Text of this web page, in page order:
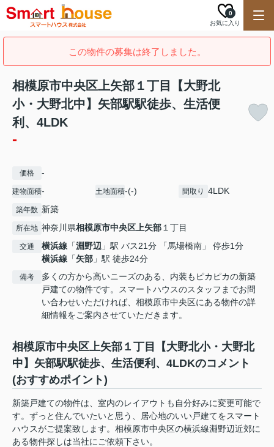
お気に入り
0
この物件の募集は終了しました。
相模原市中央区上矢部１丁目【大野北
小・大野北中】矢部駅駅徒歩、生活便
利、4LDK
-
価格 -
建物面積- 土地面積-(-) 間取り 4LDK
築年数 新築
所在地 神奈川県相模原市中央区 上矢部 １丁目
交通 横浜線 「淵野辺 」駅 バス21分 「馬場橋南」 停歩1分
横浜線 「矢部 」駅 徒歩24分
備考
多くの方から高いニーズのある、内装もピカピカの新築
戸建ての物件です。スマートハウスのスタッフまでお問
い合わせいただければ、相模原市中央区にある物件の詳
細情報をご案内させていただきます。
相模原市中央区上矢部１丁目【大野北小・大野北
中】矢部駅駅徒歩、生活便利、4LDKのコメント
(おすすめポイント)
新築戸建ての物件は、室内のレイアウトも自分好みに変更可能で
す。ずっと住んでいたいと思う、居心地のいい戸建てをスマート
ハウスがご提案致します。相模原市中央区の横浜線淵野辺近郊に
ある物件探しは当社にご依頼下さい。